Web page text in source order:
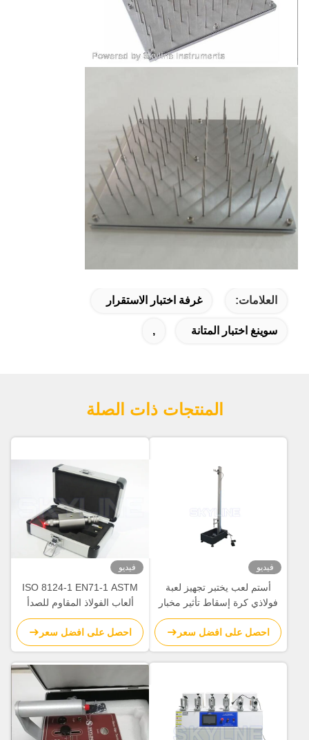
العلامات: غرفة اختبار الاستقرار
سوينغ اختبار المتانة
المنتجات ذات الصلة
فيديو
أستم لعب يختبر تجهيز لعبة
فولاذي كرة إسقاط تأثير مخبار
لبلاستيك / سيراميك
احصل على افضل سعر
فيديو
ISO 8124-1 EN71-1 ASTM
ألعاب الفولاذ المقاوم للصدأ
اختبار نقطة شارب لمنتجات
الأطفال
احصل على افضل سعر